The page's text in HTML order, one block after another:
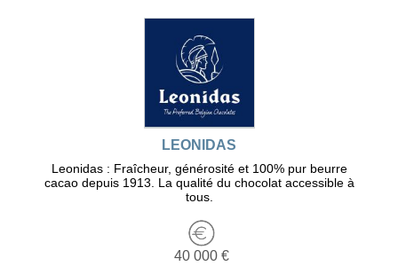
LEONIDAS
Leonidas : Fraîcheur, générosité et 100% pur beurre
cacao depuis 1913. La qualité du chocolat accessible à
tous.
40 000 €